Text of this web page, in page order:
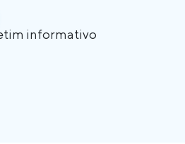
informativo